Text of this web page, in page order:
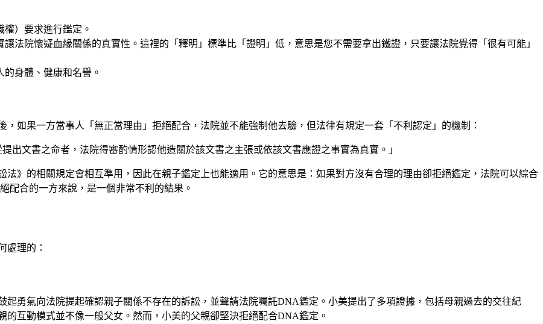
）要求進行鑑定。
法院懷疑血緣關係的真實性。這裡的「釋明」標準比「證明」低，意思是您不需要拿出鐵證，只要讓法院覺得「很有可能」
身體、健康和名譽。
如果一方當事人「無正當理由」拒絕配合，法院並不能強制他去驗，但法律有規定一套「不利認定」的機制：
出文書之命者，法院得審酌情形認他造關於該文書之主張或依該文書應證之事實為真實。」
》的相關規定會相互準用，因此在親子鑑定上也能適用。它的意思是：如果對方沒有合理的理由卻拒絕鑑定，法院可以綜合
配合的一方來說，是一個非常不利的結果。
處理的：
勇氣向法院提起確認親子關係不存在的訴訟，並聲請法院囑託DNA鑑定。小美提出了多項證據，包括母親過去的交往紀
互動模式並不像一般父女。然而，小美的父親卻堅決拒絕配合DNA鑑定。